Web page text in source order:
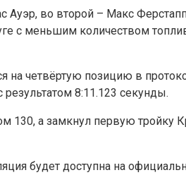
Ауэр, во второй – Макс
с меньшим количеством
на четвёртую позицию в
8:11.123 секунды.
130, а замкнул первую тройку
будет доступна на